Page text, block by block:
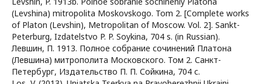
(Levshina) mitropolita Moskovskogo. Tom 2. [Complete works
of Platon (Levshin), Metropolitan of Moscow. Vol. 2]. Sankt-
Peterburg, Izdatelstvo P. P. Soykina, 704 s. (in Russian).
Левшин, П. 1913. Полное собрание сочинений Платона
(Левшина) митрополита Московского. Том 2. Санкт-
Петербург, Издательство П. П. Сойкина, 704 с.